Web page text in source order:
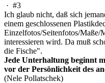
· #3
Ich glaub nicht, daß sich
einem geschlossenen
Einzelfotos/Seitenfotos/Maße/
interessieren wird. Da muß
die Fische".
Jede Unterhaltung beginnt
vor der Persönlichkeit des
(Nele Pollatschek)